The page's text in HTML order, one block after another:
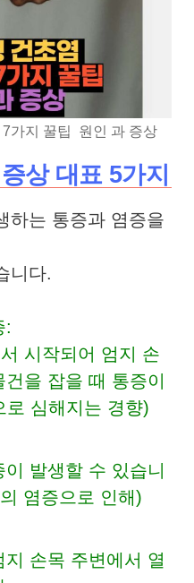
가지 꿀팁 원인 과 증상
상 대표 5가지
하는 통증과 염증을
니다.
:
시작되어 엄지 손
을 잡을 때 통증이
로 심해지는 경향)
발생할 수 있습니
염증으로 인해)
손목 주변에서 열